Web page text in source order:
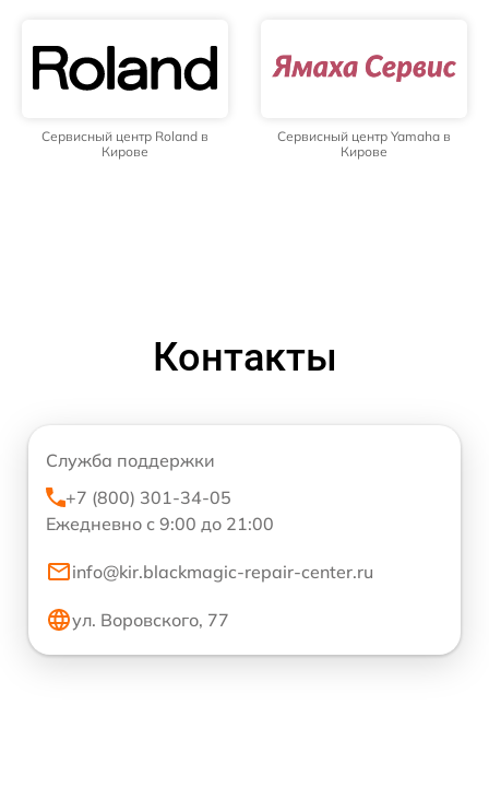
Сервисный центр Roland в
Кирове
Сервисный центр Yamaha в
Кирове
Контакты
Служба поддержки
+7 (800) 301-34-05
Ежедневно с 9:00 до 21:00
info@kir.blackmagic-repair-center.ru
ул. Воровского, 77